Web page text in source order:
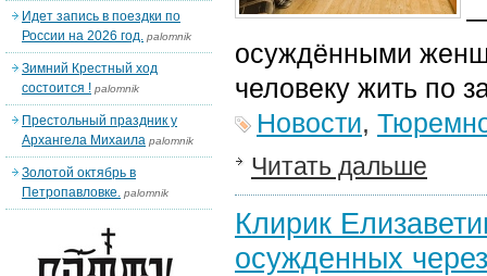
—
осуждёнными
человеку жить по
Новости,
Читать дальше
Клирик
осужденных
Идет запись в поездки по
России на 2026 год. palomnik
Зимний Крестный ход
состоится ! palomnik
Престольный праздник у
Архангела Михаила palomnik
Золотой октябрь в
Петропавловке. palomnik